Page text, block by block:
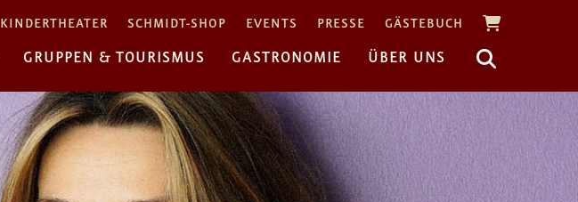
KINDERTHEATER SCHMIDT-SHOP EVENTS PRESSE GÄSTEBUCH
GRUPPEN & TOURISMUS GASTRONOMIE ÜBER UNS